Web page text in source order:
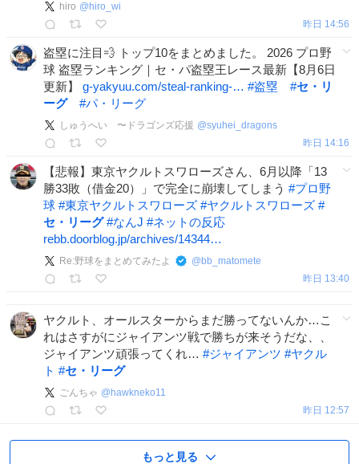
hiro @ hiro_wi
昨日 14:56
盗塁に注目💨 トップ10をまとめました。 2026 プロ野
球 盗塁ランキング｜セ・パ盗塁王レース最新【8月6日
更新】 g-yakyuu.com/steal-ranking-… #盗塁 #セ・リ
ーグ
#パ・リーグ
しゅうへい 〜ドラゴンズ応援 @syuhei_dragons
昨日 14:16
【悲報】東京ヤクルトスワローズさん、6月以降「13
勝33敗（借金20）」で完全に崩壊してしまう #プロ野
球 #東京ヤクルトスワローズ #ヤクルトスワローズ #
セ・リーグ #なんJ #ネットの反応
rebb.doorblog.jp/archives/14344…
Re:野球をまとめてみたよ @bb_matomete
昨日 13:40
ヤクルト、オールスターからまだ勝ってないんか…こ
れはさすがにジャイアンツ戦で勝ちが来そうだな、、
ジャイアンツ頑張ってくれ… #ジャイアンツ #ヤクル
ト #セ・リーグ
ごんちゃ @ hawkneko11
昨日 12:57
もっと見る